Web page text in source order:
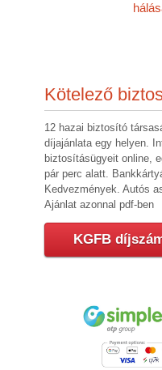
Kötelező
12 hazai biztosító
díjajánlata egy helyen.
biztosításügyeit online,
pár perc alatt.
Kedvezmények. Autós
Ajánlat azonnal pdf-ben
KGFB